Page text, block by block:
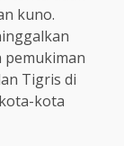
kuno.
pemukiman
Tigris di
kota